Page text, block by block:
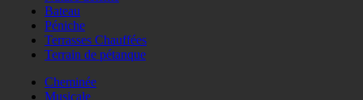
Bateau
Péniche
Terrasses Chauffées
Terrain de pétanque
Cheminée
Musicale